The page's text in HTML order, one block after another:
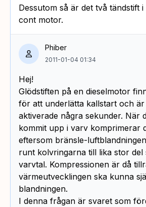
Dessutom så är det två tändstift
cont motor.
Phiber
2011-01-04 01:34
Hej!
Glödstiften på en dieselmotor
för att underlätta kallstart och
aktiverade några sekunder. När
kommit upp i varv komprimerar
eftersom bränsle-
runt kolvringarna till lika stor del
varvtal. Kompressionen är då
värmeutvecklingen ska kunna
blandningen.
I denna frågan är svaret som